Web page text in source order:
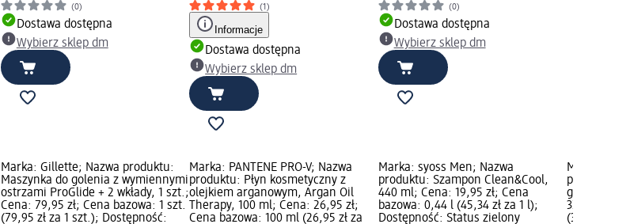
(0)
Dostawa dostępna
Wybierz sklep dm
(1)
Informacje
Dostawa dostępna
Wybierz sklep dm
(0)
Dostawa dostępna
Wybierz sklep dm
Marka: Gillette; Nazwa produktu:
Maszynka do golenia z wymiennymi
ostrzami ProGlide + 2 wkłady, 1 szt.;
Cena: 79,95 zł; Cena bazowa: 1 szt.
(79,95 zł za 1 szt.); Dostępność:
Marka: PANTENE PRO-V; Nazwa
produktu: Płyn kosmetyczny z
olejkiem arganowym, Argan Oil
Therapy, 100 ml; Cena: 26,95 zł;
Cena bazowa: 100 ml (26,95 zł za
Marka: syoss Men; Nazwa
produktu: Szampon Clean&Cool,
440 ml; Cena: 19,95 zł; Cena
bazowa: 0,44 l (45,34 zł za 1 l);
Dostępność: Status zielony
Marka:
produktu:
goleniu
32,95 zł;
(32,95 zł